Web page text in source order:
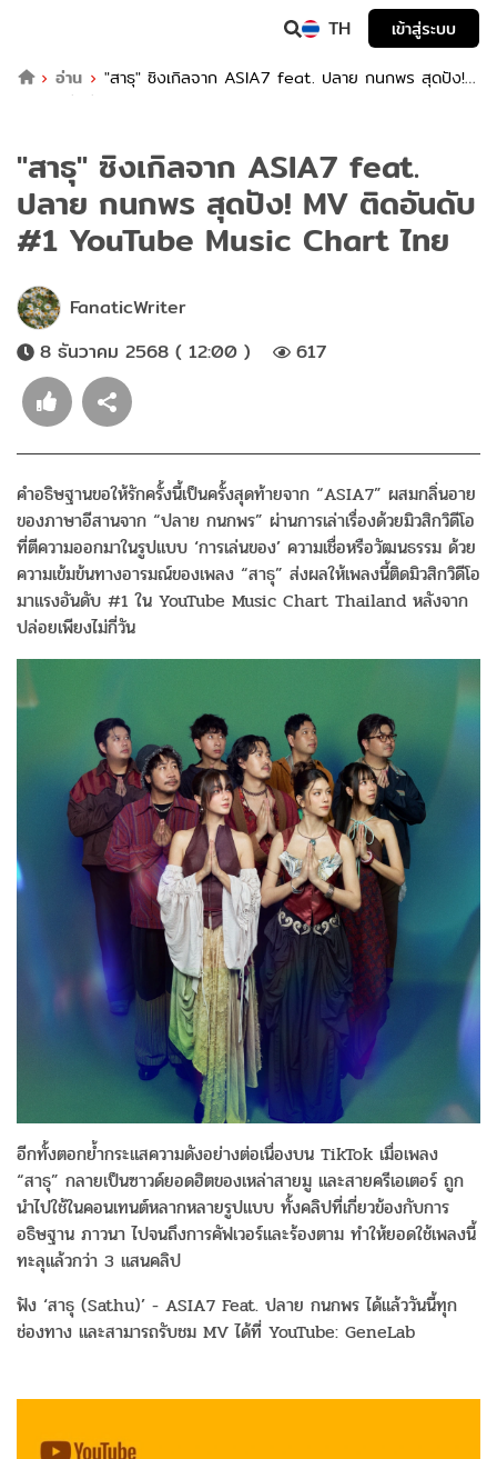
TH
เข้าสู่ระบบ
อ่าน
"สาธุ" ซิงเกิลจาก ASIA7 feat. ปลาย กนกพร สุดปัง!
MV ติดอันดับ #1 YouTube Music Chart ไทย
"สาธุ" ซิงเกิลจาก ASIA7 feat.
ปลาย กนกพร สุดปัง! MV ติดอันดับ
#1 YouTube Music Chart ไทย
FanaticWriter
8 ธันวาคม 2568 ( 12:00 )
617
คำอธิษฐานขอให้รักครั้งนี้เป็นครั้งสุดท้ายจาก “ASIA7” ผสมกลิ่นอาย
ของภาษาอีสานจาก “ปลาย กนกพร” ผ่านการเล่าเรื่องด้วยมิวสิกวิดีโอ
ที่ตีความออกมาในรูปแบบ ‘การเล่นของ’ ความเชื่อหรือวัฒนธรรม ด้วย
ความเข้มข้นทางอารมณ์ของเพลง “สาธุ” ส่งผลให้เพลงนี้ติดมิวสิกวิดีโอ
มาแรงอันดับ #1 ใน YouTube Music Chart Thailand หลังจาก
ปล่อยเพียงไม่กี่วัน
อีกทั้งตอกย้ำกระแสความดังอย่างต่อเนื่องบน TikTok เมื่อเพลง
“สาธุ” กลายเป็นซาวด์ยอดฮิตของเหล่าสายมู และสายครีเอเตอร์ ถูก
นำไปใช้ในคอนเทนต์หลากหลายรูปแบบ ทั้งคลิปที่เกี่ยวข้องกับการ
อธิษฐาน ภาวนา ไปจนถึงการคัฟเวอร์และร้องตาม ทำให้ยอดใช้เพลงนี้
ทะลุแล้วกว่า 3 แสนคลิป
ฟัง ‘สาธุ (Sathu)’ - ASIA7 Feat. ปลาย กนกพร ได้แล้ววันนี้ทุก
ช่องทาง และสามารถรับชม MV ได้ที่ YouTube: GeneLab